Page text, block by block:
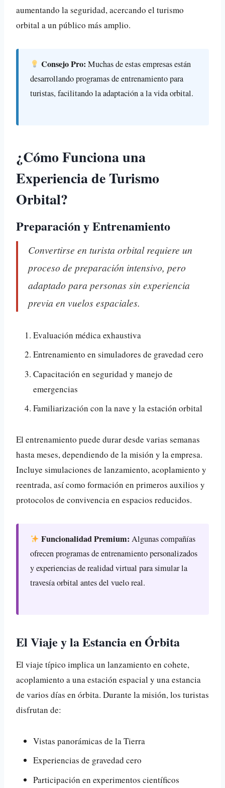
aumentando la seguridad, acercando el turismo
orbital a un público más amplio.
Consejo Pro: Muchas de estas empresas están
desarrollando programas de entrenamiento para
turistas, facilitando la adaptación a la vida orbital.
¿Cómo Funciona una
Experiencia de Turismo
Orbital?
Preparación y Entrenamiento
Convertirse en turista orbital requiere un
proceso de preparación intensivo, pero
adaptado para personas sin experiencia
previa en vuelos espaciales.
Evaluación médica exhaustiva
Entrenamiento en simuladores de gravedad cero
Capacitación en seguridad y manejo de
emergencias
Familiarización con la nave y la estación orbital
El entrenamiento puede durar desde varias semanas
hasta meses, dependiendo de la misión y la empresa.
Incluye simulaciones de lanzamiento, acoplamiento y
reentrada, así como formación en primeros auxilios y
protocolos de convivencia en espacios reducidos.
Funcionalidad Premium: Algunas compañías
ofrecen programas de entrenamiento personalizados
y experiencias de realidad virtual para simular la
travesía orbital antes del vuelo real.
El Viaje y la Estancia en Órbita
El viaje típico implica un lanzamiento en cohete,
acoplamiento a una estación espacial y una estancia
de varios días en órbita. Durante la misión, los turistas
disfrutan de:
Vistas panorámicas de la Tierra
Experiencias de gravedad cero
Participación en experimentos científicos